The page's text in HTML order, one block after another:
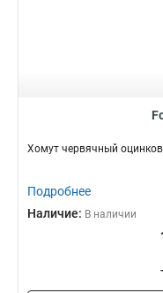
Хомут червячный
Подробнее
Наличие: В наличии